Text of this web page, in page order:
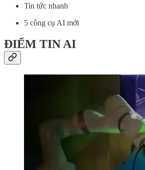
Tin tức nhanh
5 công cụ AI mới
ĐIỂM TIN AI